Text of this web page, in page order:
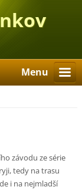
Menu
závodu ze série
tedy na trasu
i na nejmladší